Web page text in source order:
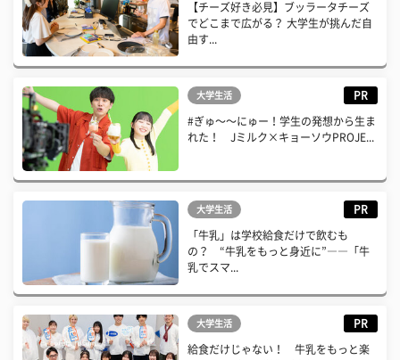
【チーズ好き必見】ブッラータチーズ
でどこまで広がる？ 大学生が挑んだ自
由す...
大学生活 PR
#ぎゅ〜〜にゅー！学生の発想から生ま
れた！ Jミルク×キョーソウPROJE...
大学生活 PR
「牛乳」は学校給食だけで飲むも
の？ “牛乳をもっと身近に”――「牛
乳でスマ...
大学生活 PR
給食だけじゃない！ 牛乳をもっと楽